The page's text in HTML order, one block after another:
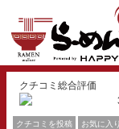
クチコミ総合評価
クチコミを投稿 お気に入